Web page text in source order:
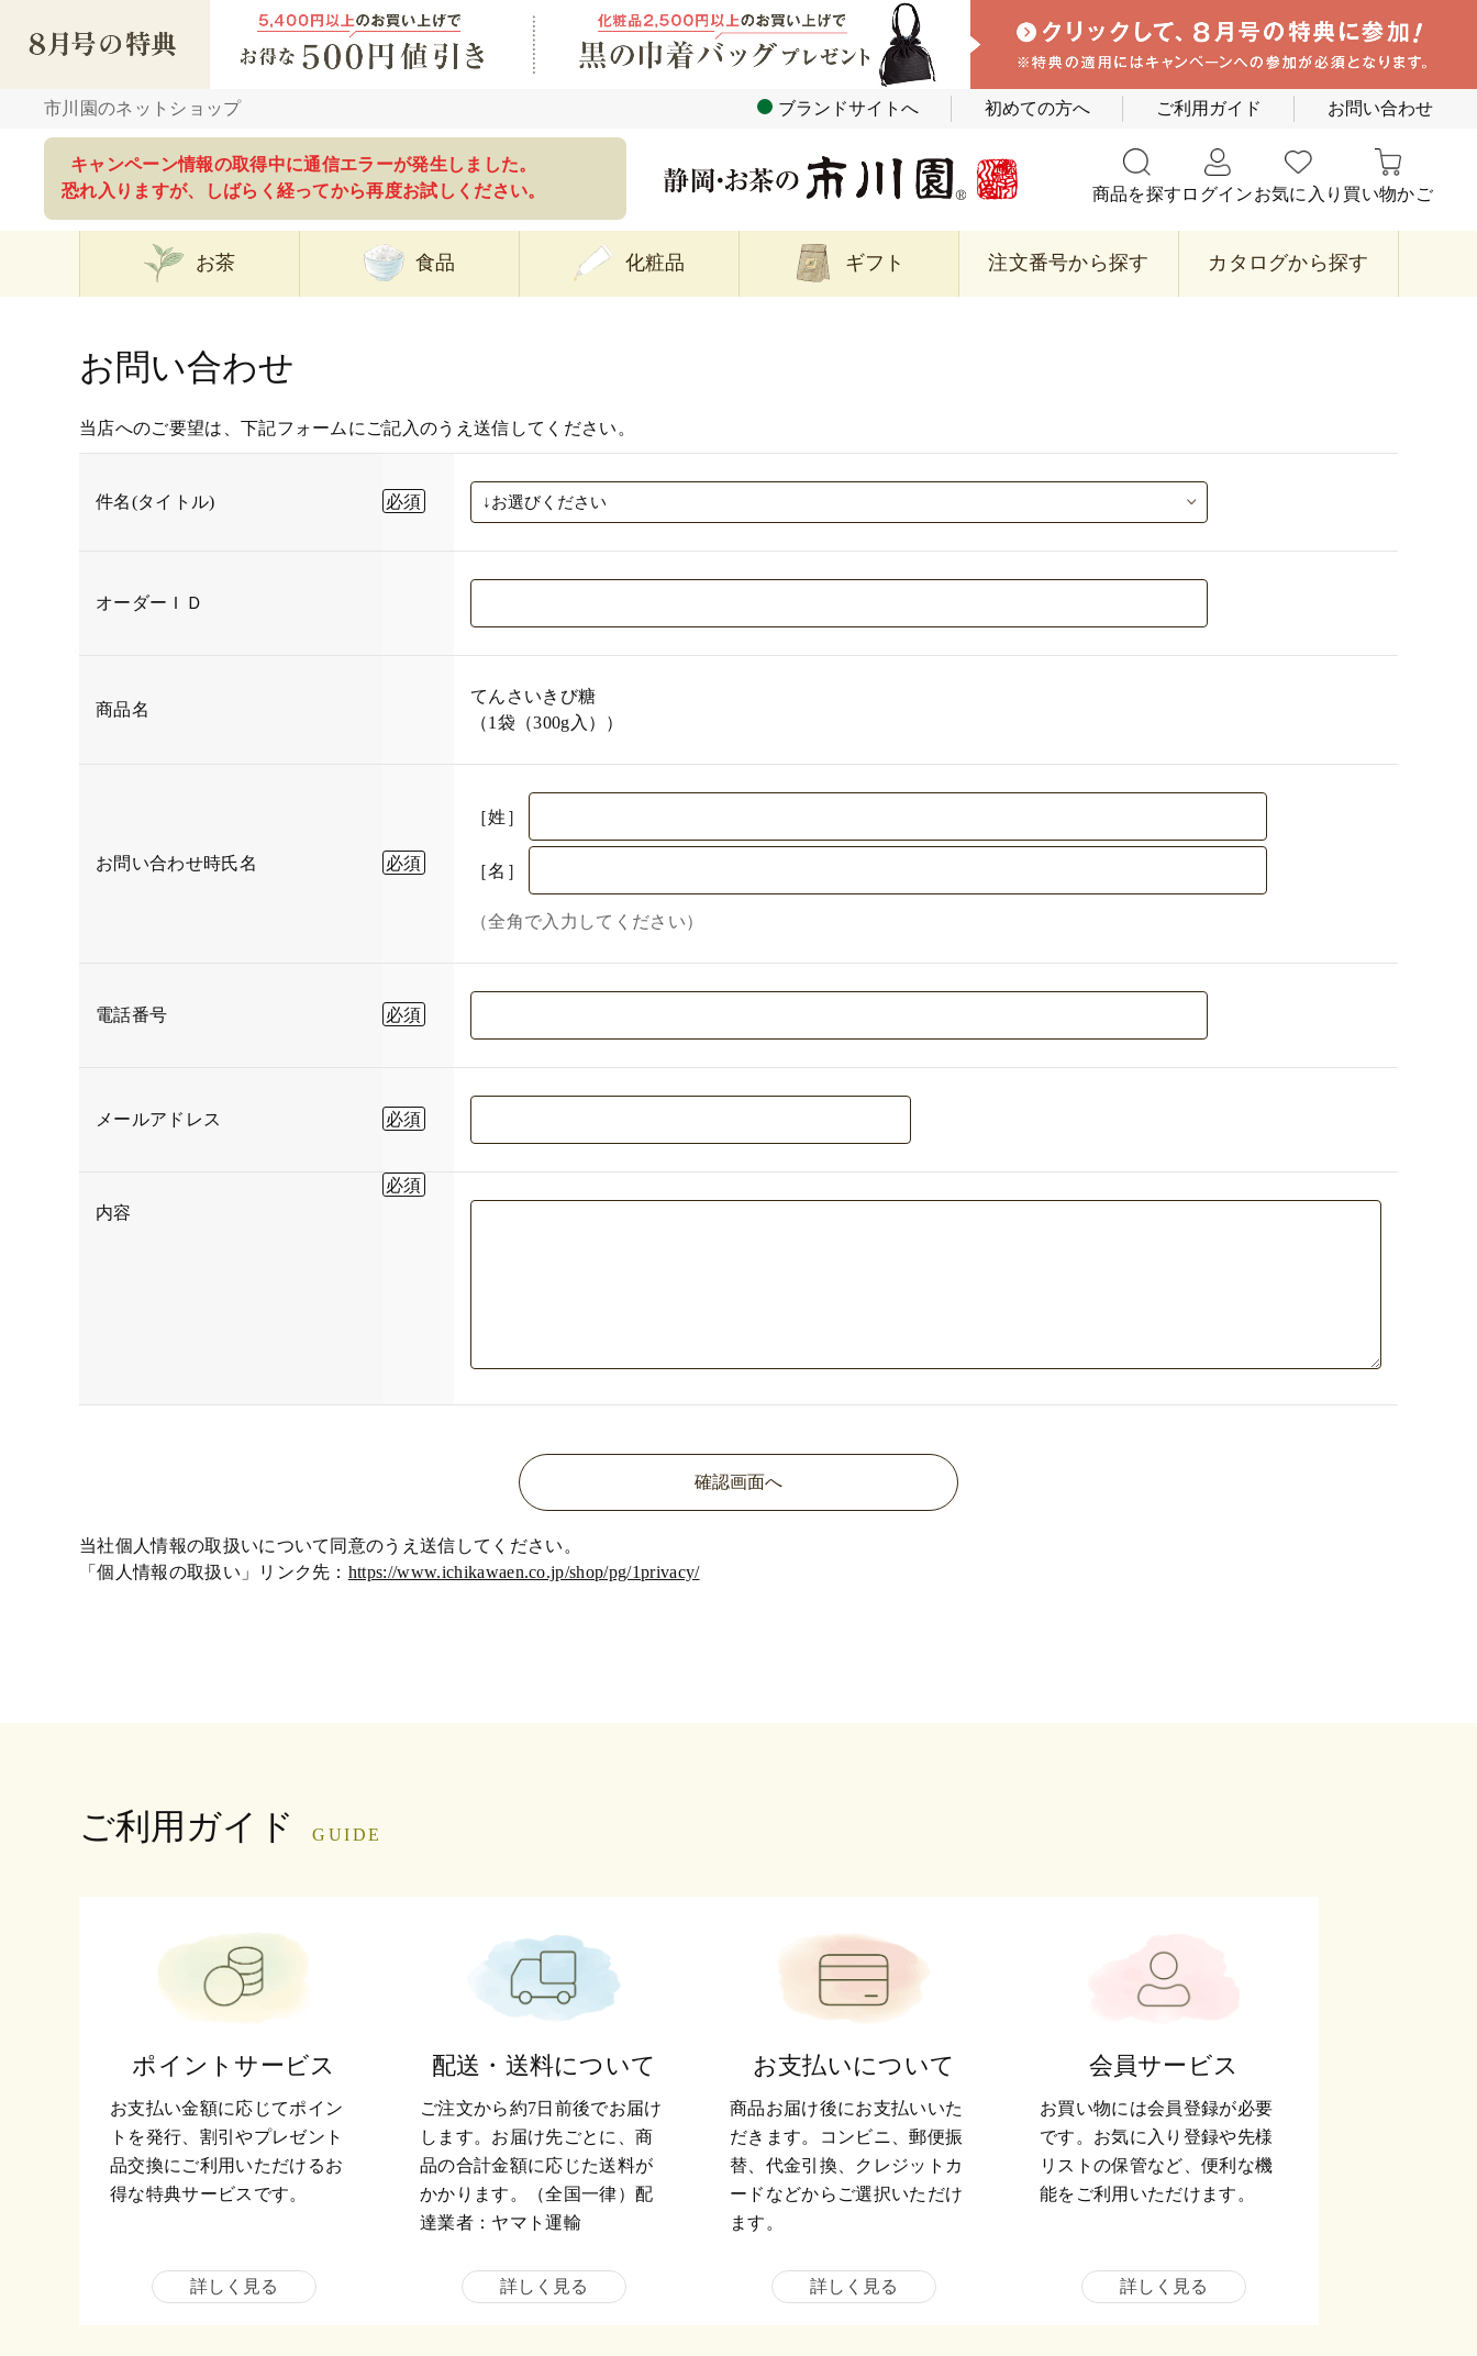
市川園のネットショップ ブランドサイトへ 初めての方へ ご利用ガイド お問い合わせ
キャンペーン情報の取得中に通信エラーが発生しました。
恐れ入りますが、しばらく経ってから再度お試しください。
商品を探す ログインお気に入り 買い物かご
お茶 食品 化粧品 ギフト 注文番号から探す カタログから探す
お問い合わせ
当店へのご要望は、下記フォームにご記入のうえ送信してください。
件名(タイトル)
オーダーＩＤ
商品名
てんさいきび糖
（1袋（300g入））
お問い合わせ時氏名
［姓］
［名］
（全角で入力してください）
電話番号
メールアドレス
内容
当社個人情報の取扱いについて同意のうえ送信してください。
「個人情報の取扱い」リンク先： https://www.ichikawaen.co.jp/shop/pg/1privacy/
ご利用ガイド GUIDE
ポイントサービス
お支払い金額に応じてポイン
トを発行、割引やプレゼント
品交換にご利用いただけるお
得な特典サービスです。
詳しく見る
配送・送料について
ご注文から約7日前後でお届け
します。お届け先ごとに、商
品の合計金額に応じた送料が
かかります。（全国一律）配
達業者：ヤマト運輸
詳しく見る
お支払いについて
商品お届け後にお支払いいた
だきます。コンビニ、郵便振
替、代金引換、クレジットカ
ードなどからご選択いただけ
ます。
詳しく見る
会員サービス
お買い物には会員登録が必要
です。お気に入り登録や先様
リストの保管など、便利な機
能をご利用いただけます。
詳しく見る